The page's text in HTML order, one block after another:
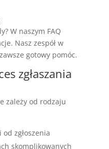
W naszym FAQ
Nasz zespół w
gotowy pomóc.
zgłaszania
zależy od rodzaju
zgłoszenia
skomplikowanych